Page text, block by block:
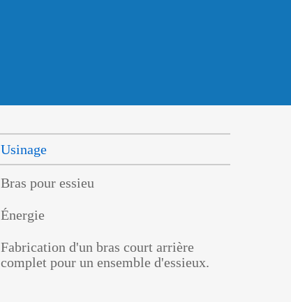
Usinage
Bras pour essieu
Énergie
Fabrication d'un bras court arrière
complet pour un ensemble d'essieux.